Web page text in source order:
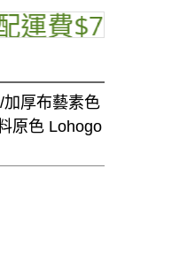
$70 ~ 品名
厚布藝素色
原色 Lohogo